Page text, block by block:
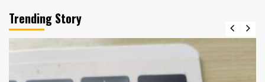
Trending Story